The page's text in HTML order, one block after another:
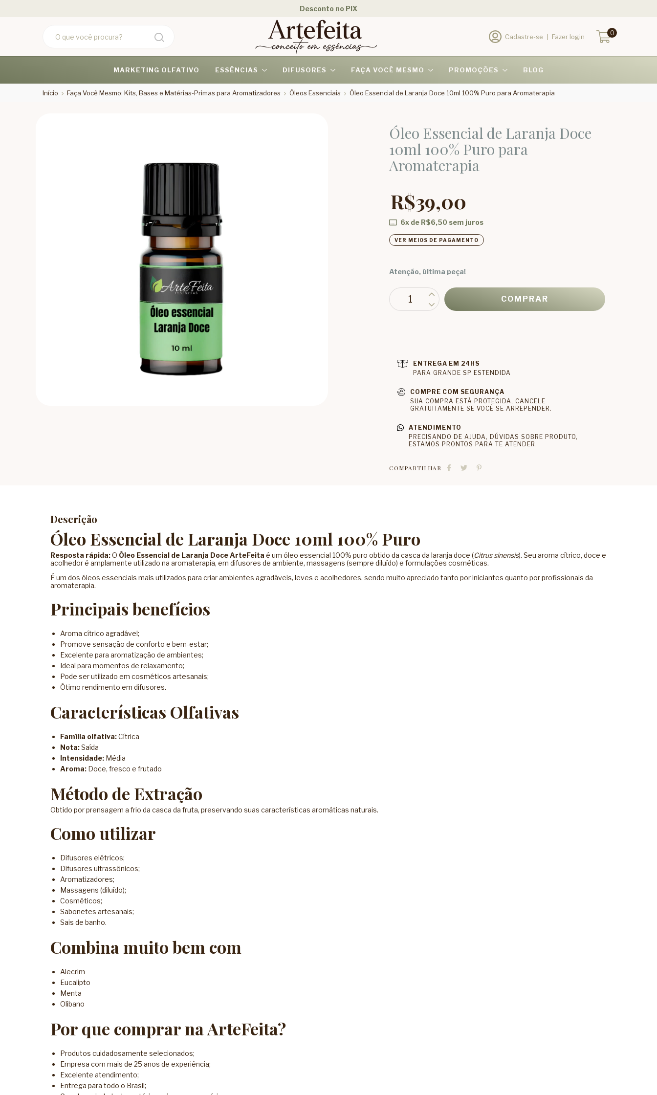
Desconto no PIX
Cadastre-se Fazer login 0
MARKETING OLFATIVO ESSÊNCIAS DIFUSORES FAÇA VOCÊ MESMO PROMOÇÕES BLOG
Início Faça Você Mesmo: Kits, Bases e Matérias-Primas para Aromatizadores Óleos Essenciais Óleo Essencial de Laranja Doce 10ml 100% Puro para Aromaterapia
Óleo Essencial de Laranja Doce
10ml 100% Puro para
Aromaterapia
R$39,00
6x de R$6,50sem juros
VER MEIOS DE PAGAMENTO
Atenção, última peça!
ENTREGA EM 24HS
PARA GRANDE SP ESTENDIDA
COMPRE COM SEGURANÇA
SUA COMPRA ESTÁ PROTEGIDA, CANCELE
GRATUITAMENTE SE VOCÊ SE ARREPENDER.
ATENDIMENTO
PRECISANDO DE AJUDA, DÚVIDAS SOBRE PRODUTO,
ESTAMOS PRONTOS PARA TE ATENDER.
COMPARTILHAR
Descrição
Óleo Essencial de Laranja Doce 10ml 100% Puro
Resposta rápida:O Óleo Essencial de Laranja Doce ArteFeita é um óleo essencial 100% puro obtido da casca da laranja doce (Citrus sinensis). Seu aroma cítrico, doce e
acolhedor é amplamente utilizado na aromaterapia, em difusores de ambiente, massagens (sempre diluído) e formulações cosméticas.
É um dos óleos essenciais mais utilizados para criar ambientes agradáveis, leves e acolhedores, sendo muito apreciado tanto por iniciantes quanto por profissionais da
aromaterapia.
Principais benefícios
Aroma cítrico agradável;
Promove sensação de conforto e bem-estar;
Excelente para aromatização de ambientes;
Ideal para momentos de relaxamento;
Pode ser utilizado em cosméticos artesanais;
Ótimo rendimento em difusores.
Características Olfativas
Família olfativa:Cítrica
Nota:Saída
Intensidade: Média
Aroma: Doce, fresco e frutado
Método de Extração
Obtido por prensagem a frio da casca da fruta, preservando suas características aromáticas naturais.
Como utilizar
Difusores elétricos;
Difusores ultrassônicos;
Aromatizadores;
Massagens (diluído);
Cosméticos;
Sabonetes artesanais;
Sais de banho.
Combina muito bem com
Alecrim
Eucalipto
Menta
Olibano
Por que comprar na ArteFeita?
Produtos cuidadosamente selecionados;
Empresa com mais de 25 anos de experiência;
Excelente atendimento;
Entrega para todo o Brasil;